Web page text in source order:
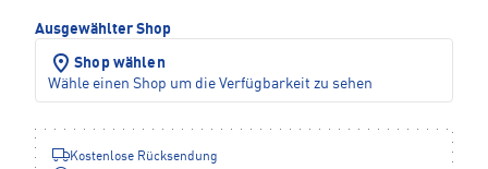
Ausgewählter Shop
Shop wählen
Wähle einen Shop um die Verfügbarkeit zu sehen
Kostenlose Rücksendung